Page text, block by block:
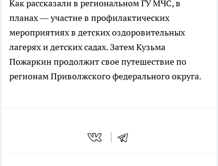
Как рассказали в региональном ГУ МЧС, в
планах — участие в профилактических
мероприятиях в детских оздоровительных
лагерях и детских садах. Затем Кузьма
Пожаркин продолжит свое путешествие по
регионам Приволжского федерального округа.